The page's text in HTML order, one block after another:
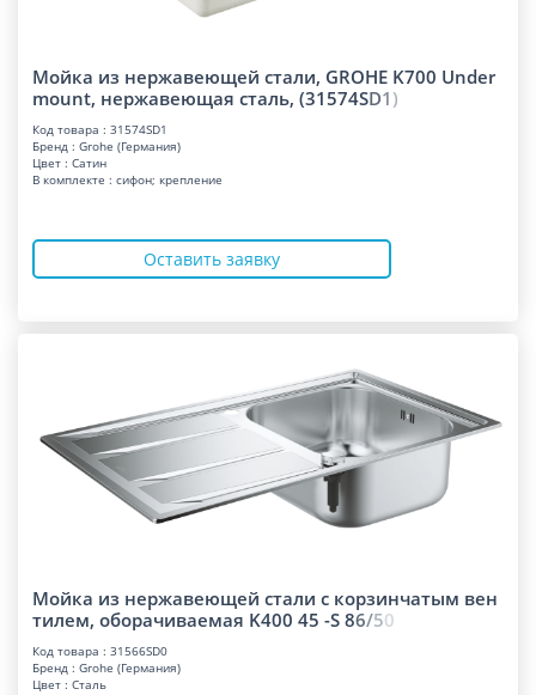
Мойка из нержавеющей стали, GROHE K700 Under
mount, нержавеющая сталь, (31574SD1 )
Код товара : 31574SD1
Бренд : Grohe (Германия)
Цвет : Сатин
В комплекте : сифон; крепление
Оставить заявку
Мойка из нержавеющей стали с корзинчатым вен
тилем, оборачиваемая K400 45 -S 86/50
Код товара : 31566SD0
Бренд : Grohe (Германия)
Цвет : Сталь